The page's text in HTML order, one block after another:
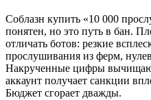
Соблазн купить «10 000
понятен, но это путь в бан.
отличать ботов: резкие
прослушивания из ферм,
Накрученные цифры
аккаунт получает санкции
Бюджет сгорает дважды.